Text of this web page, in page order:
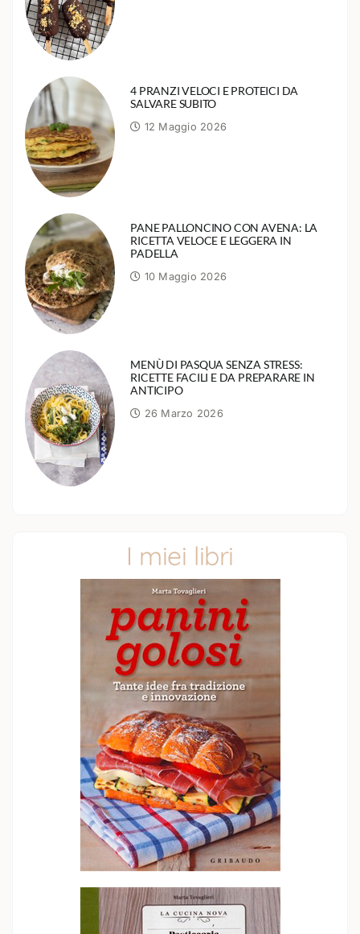
4 PRANZI VELOCI E PROTEICI DA
SALVARE SUBITO
12 Maggio 2026
PANE PALLONCINO CON AVENA: LA
RICETTA VELOCE E LEGGERA IN
PADELLA
10 Maggio 2026
MENÙ DI PASQUA SENZA STRESS:
RICETTE FACILI E DA PREPARARE IN
ANTICIPO
26 Marzo 2026
I miei libri